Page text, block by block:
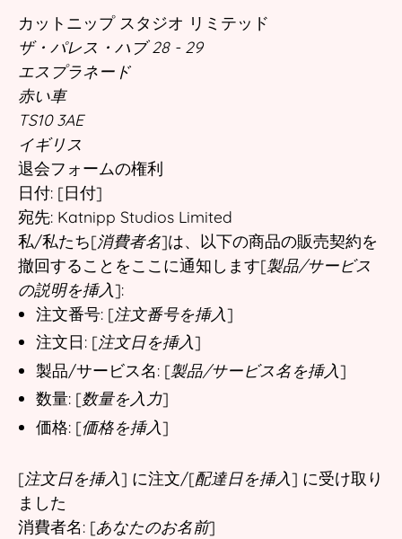
カットニップ スタジオ リミテッド
ザ・パレス・ハブ 28 - 29
エスプラネード
赤い車
TS10 3AE
イギリス
退会フォームの権利
日付: [日付]
宛先: Katnipp Studios Limited
私/私たち[消費者名]は、以下の商品の販売契約を
撤回することをここに通知します[製品/サービス
の説明を挿入]:
注文番号: [注文番号を挿入]
注文日: [注文日を挿入]
製品/サービス名: [製品/サービス名を挿入]
数量: [数量を入力]
価格: [価格を挿入]
[注文日を挿入] に注文/[配達日を挿入] に受け取り
ました
消費者名: [あなたのお名前]